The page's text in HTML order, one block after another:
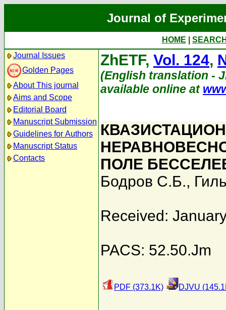
Journal of
HOME
Journal Issues
Golden Pages
About This journal
Aims and Scope
Editorial Board
Manuscript Submission
Guidelines for Authors
Manuscript Status
Contacts
ZhETF, Vol. 124,
(English translation -
available online at
ПОЛЕ
Бодров С.Б.,
Received:
PACS: 52.50.Jm
PDF (373.1K) DJVU